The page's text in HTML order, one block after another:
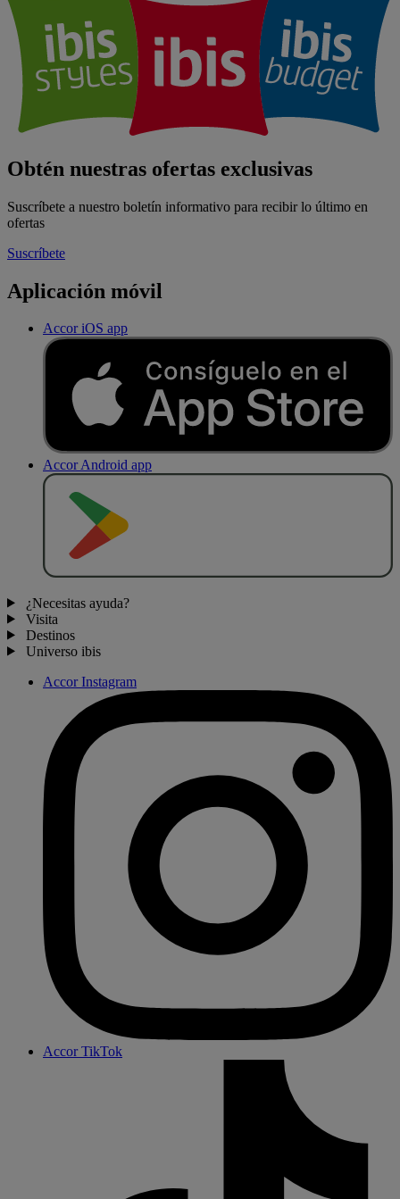
Obtén nuestras ofertas exclusivas
Suscríbete a nuestro boletín informativo para recibir lo último en
ofertas
Suscríbete
Aplicación móvil
Accor iOS app
Accor Android app
¿Necesitas ayuda?
Visita
Destinos
Universo ibis
Accor Instagram
Accor TikTok